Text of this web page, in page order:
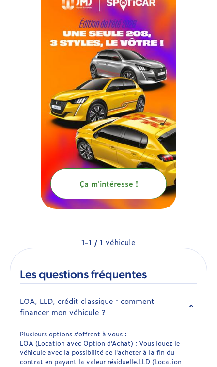
Ça m'intéresse !
1-1 / 1 véhicule
Les questions fréquentes
LOA, LLD, crédit classique : comment
financer mon véhicule ?
Plusieurs options s'offrent à vous :
LOA (Location avec Option d'Achat) : Vous louez le
véhicule avec la possibilité de l'acheter à la fin du
contrat en payant la valeur résiduelle.LLD (Location